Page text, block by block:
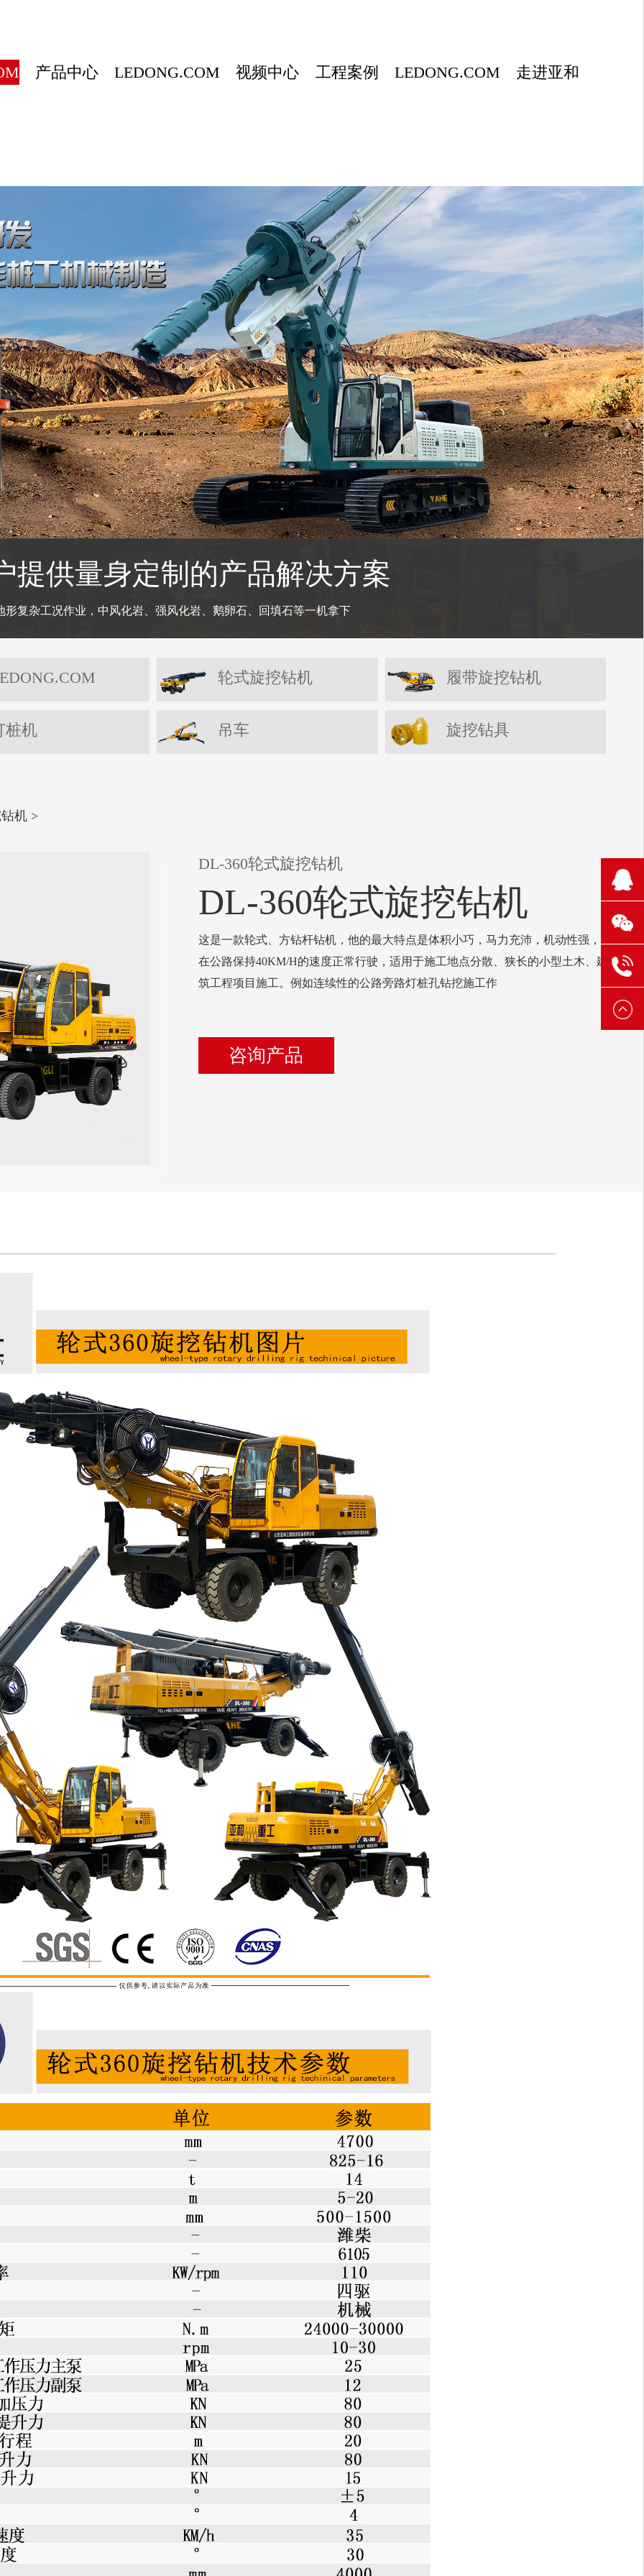
产品中心 LEDONG.COM 视频中心 工程案例 LEDONG.COM 走进亚和
提供量身定制的产品解决方案
形复杂工况作业，中风化岩、强风化岩、鹅卵石、回填石等一机拿下
轮式旋挖钻机 履带旋挖钻机
机 吊车 旋挖钻具
机 >
DL-360轮式旋挖钻机
DL-360轮式旋挖钻机
这是一款轮式、方钻杆钻机，他的最大特点是体积小巧，马力充沛，机动性强，可
在公路保持40KM/H的速度正常行驶，适用于施工地点分散、狭长的小型土木、建
筑工程项目施工。例如连续性的公路旁路灯桩孔钻挖施工作
咨询产品
210
1106
304
131
6521
3888
131
6521